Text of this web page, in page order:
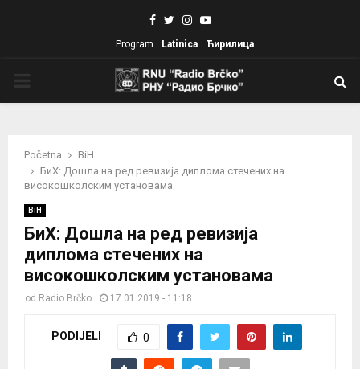
Facebook
TwitterInstagram
Youtube
Program Latinica Ћирилица
Početna
BiH
БиХ: Дошла на ред ревизија диплома стечених на
високошколским установама
BiH
БиХ: Дошла на ред ревизија
диплома стечених на
високошколским установама
od Radio Brčko 17.01.2019 - 11:18
PODIJELI 0